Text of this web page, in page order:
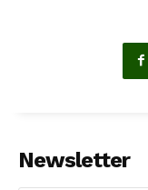
Newsletter